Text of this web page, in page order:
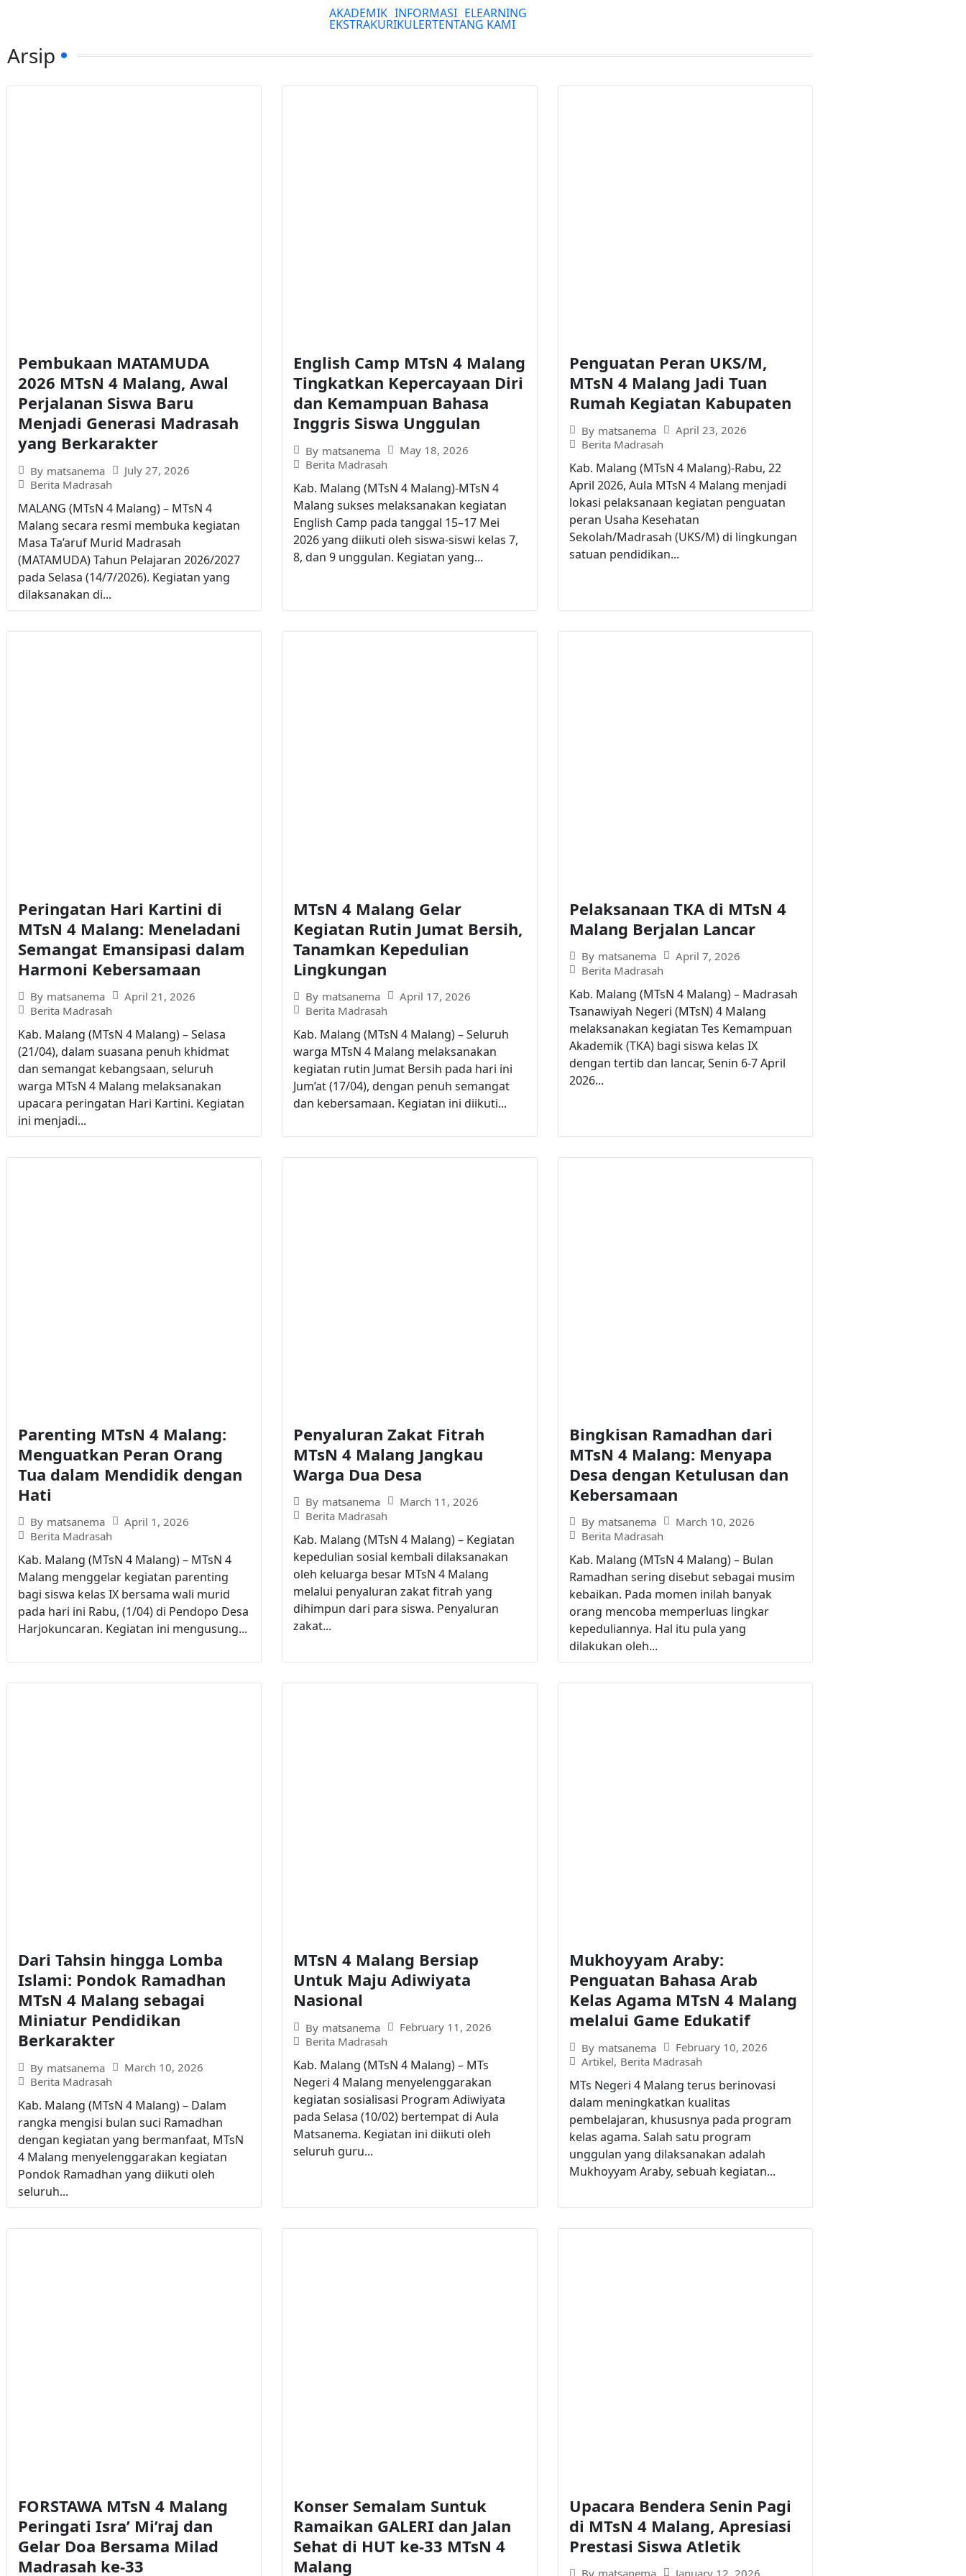
AKADEMIK INFORMASI ELEARNING
EKSTRAKURIKULERTENTANG KAMI
Arsip
Pembukaan MATAMUDA
2026 MTsN 4 Malang, Awal
Perjalanan Siswa Baru
Menjadi Generasi Madrasah
yang Berkarakter
By matsanema
July 27, 2026
Berita Madrasah
MALANG (MTsN 4 Malang) – MTsN 4
Malang secara resmi membuka kegiatan
Masa Ta’aruf Murid Madrasah
(MATAMUDA) Tahun Pelajaran 2026/2027
pada Selasa (14/7/2026). Kegiatan yang
dilaksanakan di...
English Camp MTsN 4 Malang
Tingkatkan Kepercayaan Diri
dan Kemampuan Bahasa
Inggris Siswa Unggulan
By matsanema
May 18, 2026
Berita Madrasah
Kab. Malang (MTsN 4 Malang)-MTsN 4
Malang sukses melaksanakan kegiatan
English Camp pada tanggal 15–17 Mei
2026 yang diikuti oleh siswa-siswi kelas 7,
8, dan 9 unggulan. Kegiatan yang...
Penguatan Peran UKS/M,
MTsN 4 Malang Jadi Tuan
Rumah Kegiatan Kabupaten
By matsanema
April 23, 2026
Berita Madrasah
Kab. Malang (MTsN 4 Malang)-Rabu, 22
April 2026, Aula MTsN 4 Malang menjadi
lokasi pelaksanaan kegiatan penguatan
peran Usaha Kesehatan
Sekolah/Madrasah (UKS/M) di lingkungan
satuan pendidikan...
Peringatan Hari Kartini di
MTsN 4 Malang: Meneladani
Semangat Emansipasi dalam
Harmoni Kebersamaan
By matsanema
April 21, 2026
Berita Madrasah
Kab. Malang (MTsN 4 Malang) – Selasa
(21/04), dalam suasana penuh khidmat
dan semangat kebangsaan, seluruh
warga MTsN 4 Malang melaksanakan
upacara peringatan Hari Kartini. Kegiatan
ini menjadi...
MTsN 4 Malang Gelar
Kegiatan Rutin Jumat Bersih,
Tanamkan Kepedulian
Lingkungan
By matsanema
April 17, 2026
Berita Madrasah
Kab. Malang (MTsN 4 Malang) – Seluruh
warga MTsN 4 Malang melaksanakan
kegiatan rutin Jumat Bersih pada hari ini
Jum’at (17/04), dengan penuh semangat
dan kebersamaan. Kegiatan ini diikuti...
Pelaksanaan TKA di MTsN 4
Malang Berjalan Lancar
By matsanema
April 7, 2026
Berita Madrasah
Kab. Malang (MTsN 4 Malang) – Madrasah
Tsanawiyah Negeri (MTsN) 4 Malang
melaksanakan kegiatan Tes Kemampuan
Akademik (TKA) bagi siswa kelas IX
dengan tertib dan lancar, Senin 6-7 April
2026...
Parenting MTsN 4 Malang:
Menguatkan Peran Orang
Tua dalam Mendidik dengan
Hati
By matsanema
April 1, 2026
Berita Madrasah
Kab. Malang (MTsN 4 Malang) – MTsN 4
Malang menggelar kegiatan parenting
bagi siswa kelas IX bersama wali murid
pada hari ini Rabu, (1/04) di Pendopo Desa
Harjokuncaran. Kegiatan ini mengusung...
Penyaluran Zakat Fitrah
MTsN 4 Malang Jangkau
Warga Dua Desa
By matsanema
March 11, 2026
Berita Madrasah
Kab. Malang (MTsN 4 Malang) – Kegiatan
kepedulian sosial kembali dilaksanakan
oleh keluarga besar MTsN 4 Malang
melalui penyaluran zakat fitrah yang
dihimpun dari para siswa. Penyaluran
zakat...
Bingkisan Ramadhan dari
MTsN 4 Malang: Menyapa
Desa dengan Ketulusan dan
Kebersamaan
By matsanema
March 10, 2026
Berita Madrasah
Kab. Malang (MTsN 4 Malang) – Bulan
Ramadhan sering disebut sebagai musim
kebaikan. Pada momen inilah banyak
orang mencoba memperluas lingkar
kepeduliannya. Hal itu pula yang
dilakukan oleh...
Dari Tahsin hingga Lomba
Islami: Pondok Ramadhan
MTsN 4 Malang sebagai
Miniatur Pendidikan
Berkarakter
By matsanema
March 10, 2026
Berita Madrasah
Kab. Malang (MTsN 4 Malang) – Dalam
rangka mengisi bulan suci Ramadhan
dengan kegiatan yang bermanfaat, MTsN
4 Malang menyelenggarakan kegiatan
Pondok Ramadhan yang diikuti oleh
seluruh...
MTsN 4 Malang Bersiap
Untuk Maju Adiwiyata
Nasional
By matsanema
February 11, 2026
Berita Madrasah
Kab. Malang (MTsN 4 Malang) – MTs
Negeri 4 Malang menyelenggarakan
kegiatan sosialisasi Program Adiwiyata
pada Selasa (10/02) bertempat di Aula
Matsanema. Kegiatan ini diikuti oleh
seluruh guru...
Mukhoyyam Araby:
Penguatan Bahasa Arab
Kelas Agama MTsN 4 Malang
melalui Game Edukatif
By matsanema
February 10, 2026
Artikel, Berita Madrasah
MTs Negeri 4 Malang terus berinovasi
dalam meningkatkan kualitas
pembelajaran, khususnya pada program
kelas agama. Salah satu program
unggulan yang dilaksanakan adalah
Mukhoyyam Araby, sebuah kegiatan...
FORSTAWA MTsN 4 Malang
Peringati Isra’ Mi’raj dan
Gelar Doa Bersama Milad
Madrasah ke-33
Konser Semalam Suntuk
Ramaikan GALERI dan Jalan
Sehat di HUT ke-33 MTsN 4
Malang
Upacara Bendera Senin Pagi
di MTsN 4 Malang, Apresiasi
Prestasi Siswa Atletik
January 12, 2026